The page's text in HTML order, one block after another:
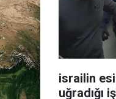
israilin
uğradığı